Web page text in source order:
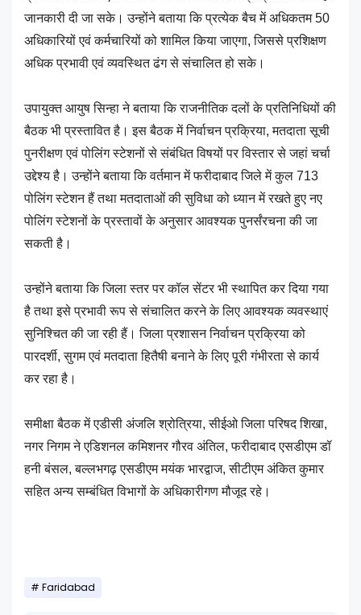
जानकारी दी जा सके। उन्होंने बताया कि प्रत्येक बैच में अधिकतम 50
अधिकारियों एवं कर्मचारियों को शामिल किया जाएगा, जिससे प्रशिक्षण
अधिक प्रभावी एवं व्यवस्थित ढंग से संचालित हो सके।
उपायुक्त आयुष सिन्हा ने बताया कि राजनीतिक दलों के प्रतिनिधियों की
बैठक भी प्रस्तावित है। इस बैठक में निर्वाचन प्रक्रिया, मतदाता सूची
पुनरीक्षण एवं पोलिंग स्टेशनों से संबंधित विषयों पर विस्तार से जहां चर्चा
उद्देश्य है। उन्होंने बताया कि वर्तमान में फरीदाबाद जिले में कुल 713
पोलिंग स्टेशन हैं तथा मतदाताओं की सुविधा को ध्यान में रखते हुए नए
पोलिंग स्टेशनों के प्रस्तावों के अनुसार आवश्यक पुनर्संरचना की जा
सकती है।
उन्होंने बताया कि जिला स्तर पर कॉल सेंटर भी स्थापित कर दिया गया
है तथा इसे प्रभावी रूप से संचालित करने के लिए आवश्यक व्यवस्थाएं
सुनिश्चित की जा रही हैं। जिला प्रशासन निर्वाचन प्रक्रिया को
पारदर्शी, सुगम एवं मतदाता हितैषी बनाने के लिए पूरी गंभीरता से कार्य
कर रहा है।
समीक्षा बैठक में एडीसी अंजलि श्रोत्रिया, सीईओ जिला परिषद शिखा,
नगर निगम ने एडिशनल कमिशनर गौरव अंतिल, फरीदाबाद एसडीएम डॉ
हनी बंसल, बल्लभगढ़ एसडीएम मयंक भारद्वाज, सीटीएम अंकित कुमार
सहित अन्य सम्बंधित विभागों के अधिकारीगण मौजूद रहे।
Faridabad